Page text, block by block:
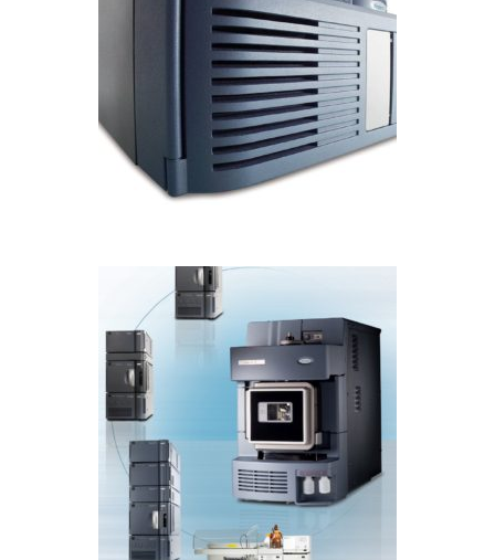
Detector ACQUITY QDa
CROMATOGRAFÍA LIQUIDA
Detector de masas SQ 2
CROMATOGRAFÍA LIQUIDA